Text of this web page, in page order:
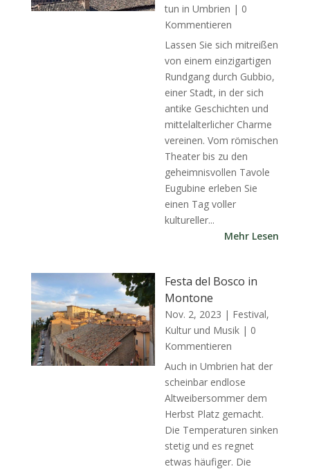
tun in Umbrien | 0
Kommentieren
Lassen Sie sich mitreißen
von einem einzigartigen
Rundgang durch Gubbio,
einer Stadt, in der sich
antike Geschichten und
mittelalterlicher Charme
vereinen. Vom römischen
Theater bis zu den
geheimnisvollen Tavole
Eugubine erleben Sie
einen Tag voller
kultureller...
Mehr Lesen
Festa del Bosco in
Montone
Nov. 2, 2023 | Festival,
Kultur und Musik | 0
Kommentieren
Auch in Umbrien hat der
scheinbar endlose
Altweibersommer dem
Herbst Platz gemacht.
Die Temperaturen sinken
stetig und es regnet
etwas häufiger. Die